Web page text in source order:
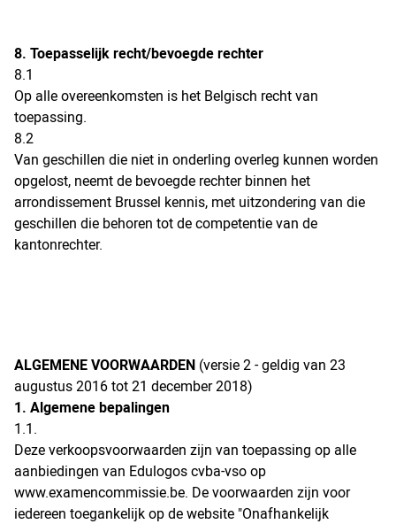
8. Toepasselijk recht/bevoegde rechter
8.1
Op alle overeenkomsten is het Belgisch recht van
toepassing.
8.2
Van geschillen die niet in onderling overleg kunnen worden
opgelost, neemt de bevoegde rechter binnen het
arrondissement Brussel kennis, met uitzondering van die
geschillen die behoren tot de competentie van de
kantonrechter.
ALGEMENE VOORWAARDEN (versie 2 - geldig van 23
augustus 2016 tot 21 december 2018)
1. Algemene bepalingen
1.1.
Deze verkoopsvoorwaarden zijn van toepassing op alle
aanbiedingen van Edulogos cvba-vso op
www.examencommissie.be. De voorwaarden zijn voor
iedereen toegankelijk op de website "Onafhankelijk